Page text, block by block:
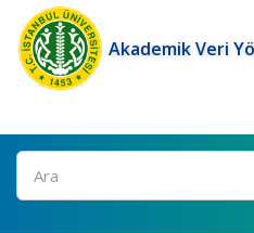
Akademik Veri
Ara